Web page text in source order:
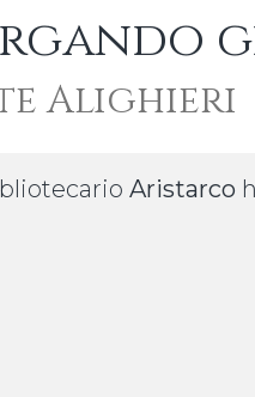
Alighieri
Aristarco